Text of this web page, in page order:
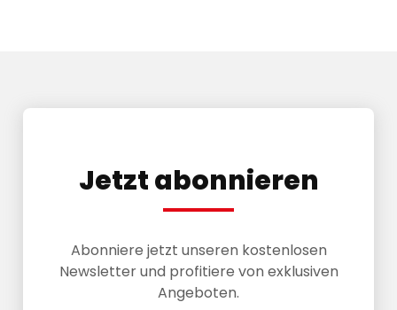
Jetzt abonnieren
Abonniere jetzt unseren kostenlosen
Newsletter und profitiere von exklusiven
Angeboten.